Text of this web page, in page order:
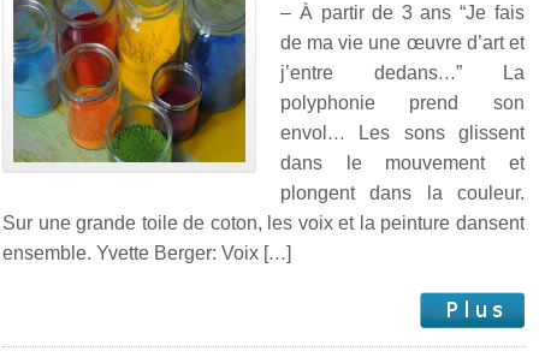
– À partir de 3 ans “Je fais
de ma vie une œuvre d’art et
j’entre dedans…” La
polyphonie prend son
envol… Les sons glissent
dans le mouvement et
plongent dans la couleur.
Sur une grande toile de coton, les voix et la peinture dansent
ensemble. Yvette Berger: Voix […]